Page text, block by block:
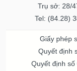
Trụ sở: 28/
Tel: (84.28)
Giấy phép
Quyết định
Quyết định